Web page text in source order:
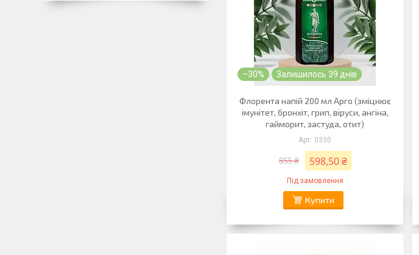
–30% Залишилось 39 днів
Флорента напій 200 мл Арго (зміцнює
імунітет, бронхіт, грип, віруси, ангіна,
гайморит, застуда, отит)
0330
855 ₴ 598,50 ₴
Під замовлення
Купити